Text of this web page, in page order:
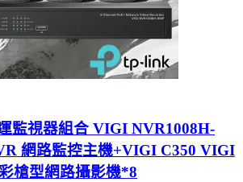
監視器組合 VIGI NVR1008H-
網路監控主機+VIGI C350 VIGI
槍型網路攝影機*8